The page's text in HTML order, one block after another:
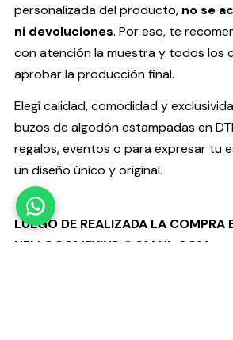
personalizada del producto, no se
ni devoluciones. Por eso, te
con atención la muestra y todos los
aprobar la producción final.
Elegí calidad, comodidad y
buzos de algodón estampadas en
regalos, eventos o para expresar tu
un diseño único y original.
LUEGO DE REALIZADA LA COMPRA
HELLOCOMFYIND@GMAIL.COM